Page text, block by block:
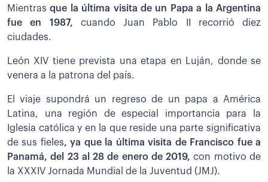
Mientrasque la última visita de un Papa a la Argentina
fue en 1987, cuando Juan Pablo II recorrió diez
ciudades.
León XIV tiene prevista una etapa en Luján, donde se
venera a la patrona del país.
El viaje supondrá un regreso de un papa a América
Latina, una región de especial importancia para la
Iglesia católica y en la que reside una parte significativa
de sus fieles, ya que la última visita de Francisco fue a
Panamá, del 23 al 28 de enero de 2019,con motivo de
la XXXIV Jornada Mundial de la Juventud (JMJ).